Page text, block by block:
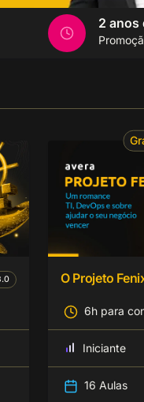
2 anos
O Projeto
6h para
Iniciante
16 Aulas